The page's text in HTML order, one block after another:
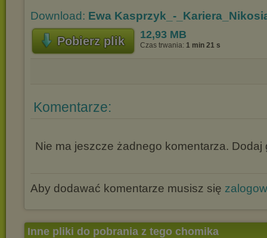
Download: Ewa Kasprzyk_-
Pobierz plik 12,93 MB
Czas trwania: 1 min 21 s
Komentarze:
Nie ma jeszcze żadnego komentarza. Dodaj
Aby dodawać komentarze musisz się
Inne pliki do pobrania z tego chomika